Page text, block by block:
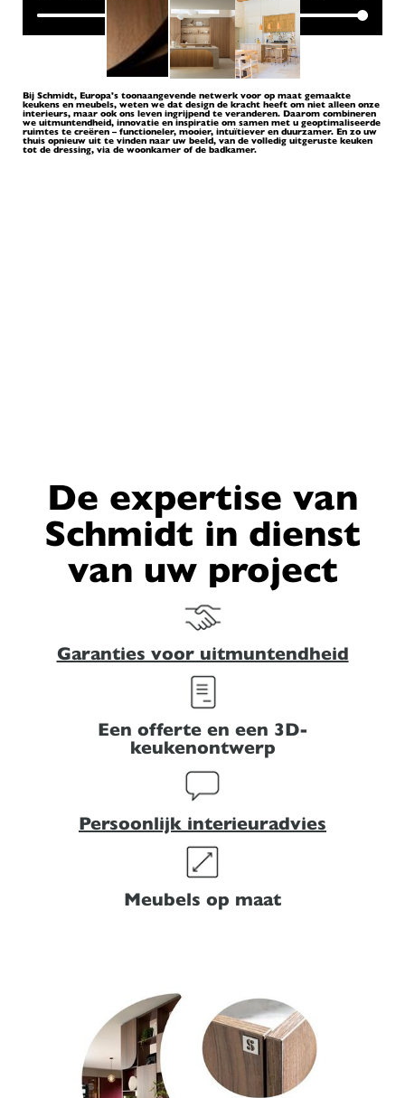
Bij Schmidt, Europa's toonaangevende netwerk voor op maat gemaakte
keukens en meubels, weten we dat design de kracht heeft om niet alleen onze
interieurs, maar ook ons leven ingrijpend te veranderen. Daarom combineren
we uitmuntendheid, innovatie en inspiratie om samen met u geoptimaliseerde
ruimtes te creëren – functioneler, mooier, intuïtiever en duurzamer. En zo uw
thuis opnieuw uit te vinden naar uw beeld, van de volledig uitgeruste keuken
tot de dressing, via de woonkamer of de badkamer.
De expertise van
Schmidt in dienst
van uw project
Garanties voor uitmuntendheid
Een offerte en een 3D-
keukenontwerp
Persoonlijk interieuradvies
Meubels op maat